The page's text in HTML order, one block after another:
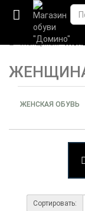
Женщинам
ЖЕНСКАЯ ОБУВЬ
Сортировать: